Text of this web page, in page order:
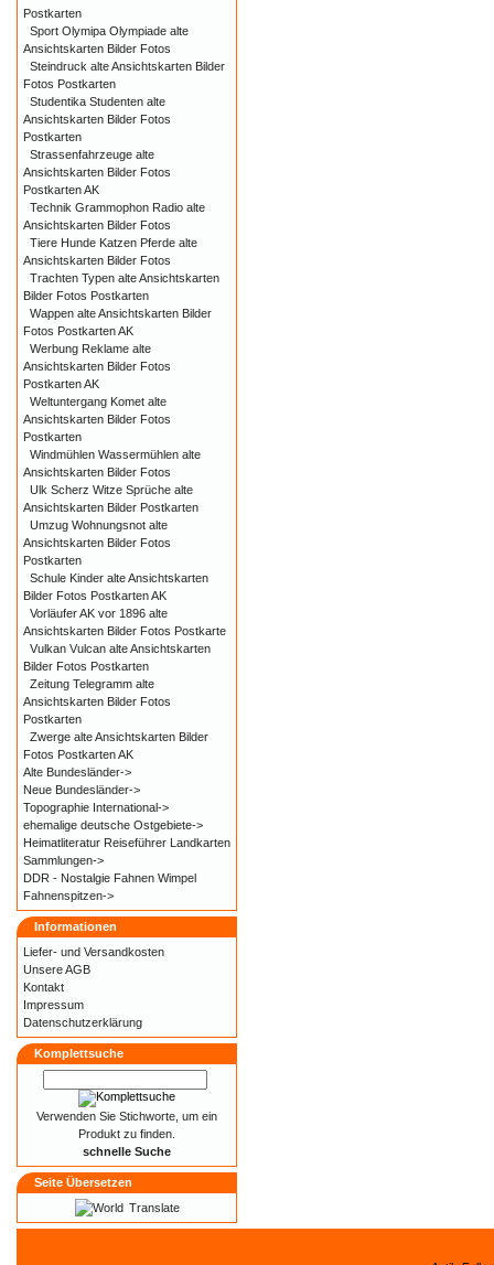
Postkarten
Sport Olymipa Olympiade alte
Ansichtskarten Bilder Fotos
Steindruck alte Ansichtskarten Bilder
Fotos Postkarten
Studentika Studenten alte
Ansichtskarten Bilder Fotos
Postkarten
Strassenfahrzeuge alte
Ansichtskarten Bilder Fotos
Postkarten AK
Technik Grammophon Radio alte
Ansichtskarten Bilder Fotos
Tiere Hunde Katzen Pferde alte
Ansichtskarten Bilder Fotos
Trachten Typen alte Ansichtskarten
Bilder Fotos Postkarten
Wappen alte Ansichtskarten Bilder
Fotos Postkarten AK
Werbung Reklame alte
Ansichtskarten Bilder Fotos
Postkarten AK
Weltuntergang Komet alte
Ansichtskarten Bilder Fotos
Postkarten
Windmühlen Wassermühlen alte
Ansichtskarten Bilder Fotos
Ulk Scherz Witze Sprüche alte
Ansichtskarten Bilder Postkarten
Umzug Wohnungsnot alte
Ansichtskarten Bilder Fotos
Postkarten
Schule Kinder alte Ansichtskarten
Bilder Fotos Postkarten AK
Vorläufer AK vor 1896 alte
Ansichtskarten Bilder Fotos Postkarte
Vulkan Vulcan alte Ansichtskarten
Bilder Fotos Postkarten
Zeitung Telegramm alte
Ansichtskarten Bilder Fotos
Postkarten
Zwerge alte Ansichtskarten Bilder
Fotos Postkarten AK
Alte Bundesländer->
Neue Bundesländer->
Topographie International->
ehemalige deutsche Ostgebiete->
Heimatliteratur Reiseführer Landkarten
Sammlungen->
DDR - Nostalgie Fahnen Wimpel
Fahnenspitzen->
Informationen
Liefer- und Versandkosten
Unsere AGB
Kontakt
Impressum
Datenschutzerklärung
Komplettsuche
Verwenden Sie Stichworte, um ein
Produkt zu finden.
schnelle Suche
Seite Übersetzen
Translate